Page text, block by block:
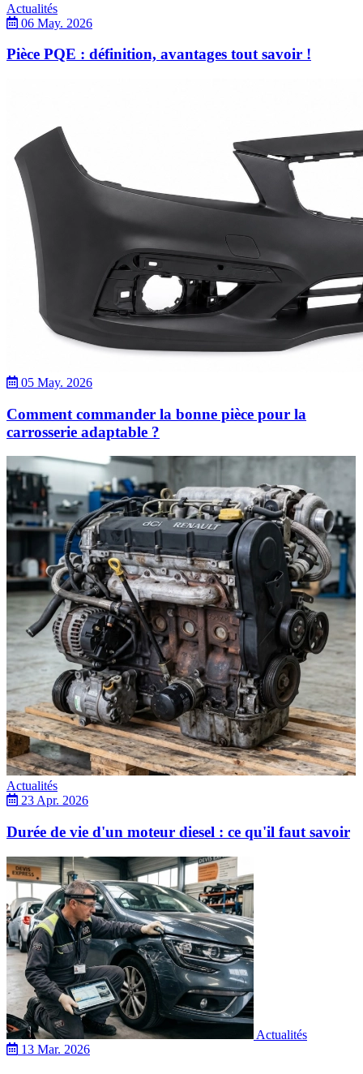
Actualités
06 May. 2026
Pièce PQE : définition, avantages tout savoir !
05 May. 2026
Comment commander la bonne pièce pour la
carrosserie adaptable ?
Actualités
23 Apr. 2026
Durée de vie d'un moteur diesel : ce qu'il faut savoir
Actualités
13 Mar. 2026